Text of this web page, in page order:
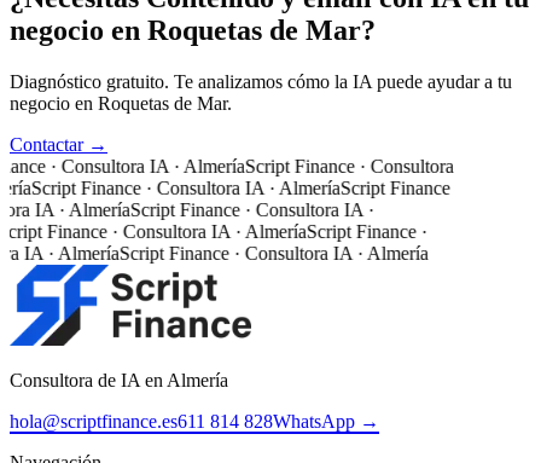
negocio en Roquetas de Mar?
Diagnóstico gratuito. Te analizamos cómo la IA puede ayudar a tu
negocio en Roquetas de Mar.
Contactar →
· Consultora IA · AlmeríaScript Finance · Consultora
Script Finance · Consultora IA · AlmeríaScript Finance
IA · AlmeríaScript Finance · Consultora IA ·
Finance · Consultora IA · AlmeríaScript Finance ·
IA · AlmeríaScript Finance · Consultora IA · Almería
Consultora de IA en Almería
hola@scriptfinance.es611 814 828WhatsApp →